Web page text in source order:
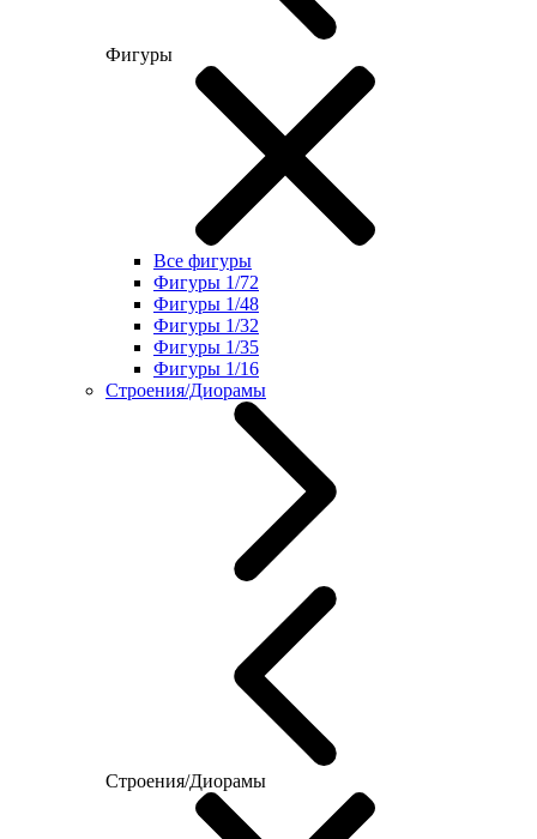
Фигуры
Все фигуры
Фигуры 1/72
Фигуры 1/48
Фигуры 1/32
Фигуры 1/35
Фигуры 1/16
Строения/Диорамы
Строения/Диорамы